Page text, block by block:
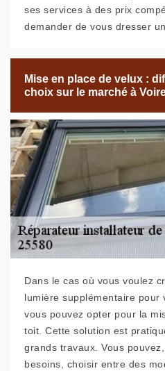
ses services à des prix
demander de vous dresser
Mise en place de velux :
choix sur le marché à
Dans le cas où vous voulez
lumière supplémentaire pour
vous pouvez opter pour la
toit. Cette solution est
grands travaux. Vous
besoins, choisir entre des